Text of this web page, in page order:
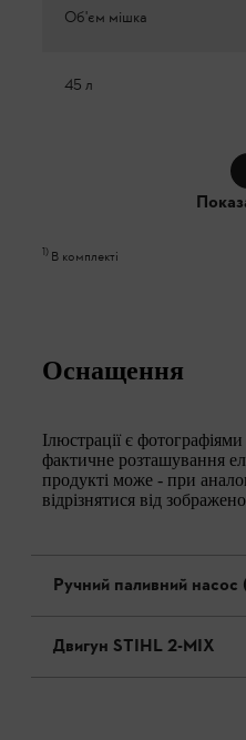
Об'єм мішка
45 л
1) В комплекті
Оснащення
Ілюстрації є
фактичне розташування
продукті може - при
відрізнятися від
Ручний паливний
Двигун STIHL 2-MIX